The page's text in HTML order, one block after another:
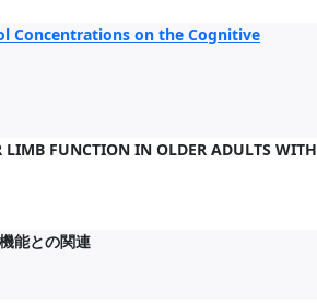
Concentrations on the Cognitive
FUNCTION IN OLDER ADULTS WITH
能との関連